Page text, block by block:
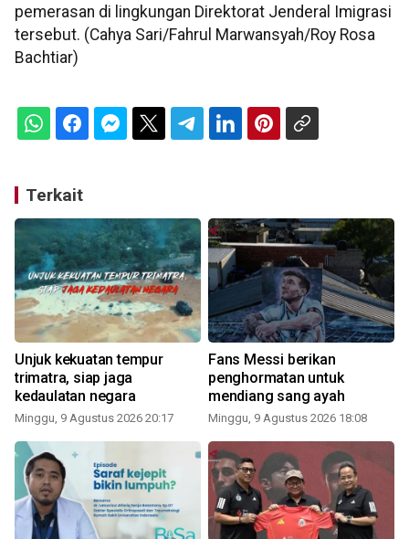
pemerasan di lingkungan Direktorat Jenderal Imigrasi
tersebut. (Cahya Sari/Fahrul Marwansyah/Roy Rosa
Bachtiar)
Terkait
Unjuk kekuatan tempur
trimatra, siap jaga
kedaulatan negara
Minggu, 9 Agustus 2026 20:17
Fans Messi berikan
penghormatan untuk
mendiang sang ayah
Minggu, 9 Agustus 2026 18:08